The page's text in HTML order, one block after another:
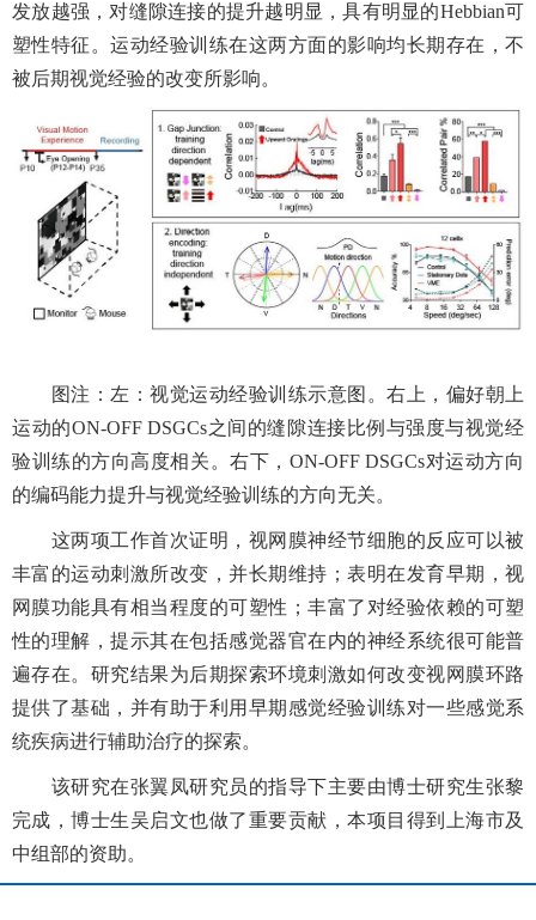
发放越强，对缝隙连接的提升越明显，具有明显的Hebbian可
塑性特征。运动经验训练在这两方面的影响均长期存在，不
被后期视觉经验的改变所影响。
图注：左：视觉运动经验训练示意图。右上，偏好朝上
运动的ON-OFF DSGCs之间的缝隙连接比例与强度与视觉经
验训练的方向高度相关。右下， ON-OFF DSGCs对运动方向
的编码能力提升与视觉经验训练的方向无关。
这两项工作首次证明，视网膜神经节细胞的反应可以被
丰富的运动刺激所改变，并长期维持；表明在发育早期，视
网膜功能具有相当程度的可塑性；丰富了对经验依赖的可塑
性的理解，提示其在包括感觉器官在内的神经系统很可能普
遍存在。研究结果为后期探索环境刺激如何改变视网膜环路
提供了基础，并有助于利用早期感觉经验训练对一些感觉系
统疾病进行辅助治疗的探索。
该研究在张翼凤研究员的指导下主要由博士研究生张黎
完成，博士生吴启文也做了重要贡献，本项目得到上海市及
中组部的资助。